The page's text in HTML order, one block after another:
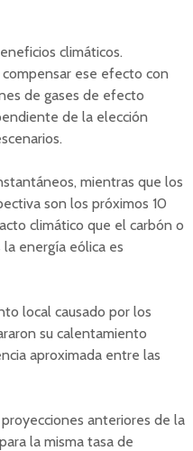
climáticos.
ese efecto con
de gases de efecto
de la elección
mientras que los
son los próximos 10
climático que el carbón o
energía eólica es
local causado por los
su calentamiento
aproximada entre las
anteriores de la
la misma tasa de